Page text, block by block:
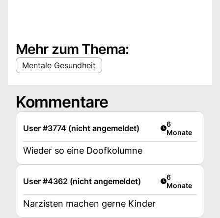
Mehr zum Thema:
Mentale Gesundheit
Kommentare
User #3774 (nicht angemeldet) Artikel
6
Monate
Wieder so eine Doofkolumne
User #4362 (nicht angemeldet) Artikel
6
Monate
Narzisten machen gerne Kinder